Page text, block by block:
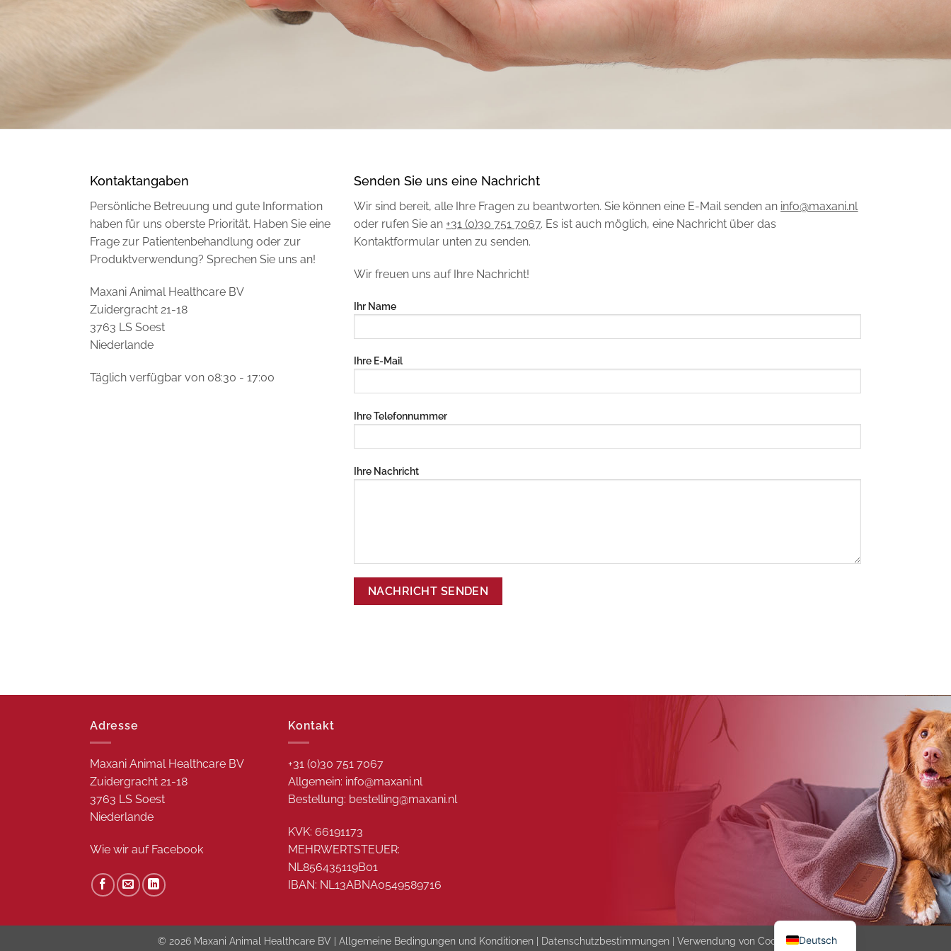
Kontaktangaben
Persönliche Betreuung und gute Information
haben für uns oberste Priorität. Haben Sie eine
Frage zur Patientenbehandlung oder zur
Produktverwendung? Sprechen Sie uns an!
Maxani Animal Healthcare BV
Zuidergracht 21-18
3763 LS Soest
Niederlande
Täglich verfügbar von 08:30 - 17:00
Senden Sie uns eine Nachricht
Wir sind bereit, alle Ihre Fragen zu beantworten. Sie können eine E-Mail senden an info@maxani.nl
oder rufen Sie an+31 (0)30 751 7067. Es ist auch möglich, eine Nachricht über das
Kontaktformular unten zu senden.
Wir freuen uns auf Ihre Nachricht!
Ihr Name
Ihre E-Mail
Ihre Telefonnummer
Ihre Nachricht
Adresse
Maxani Animal Healthcare BV
Zuidergracht 21-18
3763 LS Soest
Niederlande
Wie wir auf Facebook
Kontakt
+31 (0)30 751 7067
Allgemein: info@maxani.nl
Bestellung: bestelling@maxani.nl
KVK: 66191173
MEHRWERTSTEUER:
NL856435119B01
IBAN: NL13ABNA0549589716
© 2026 Maxani Animal Healthcare BV | Allgemeine Bedingungen und Konditionen| Datenschutzbestimmungen| Verwendung von Cookies Deutsch